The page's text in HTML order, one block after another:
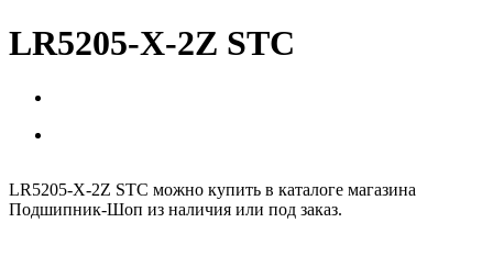
LR5205-X-2Z STC
LR5205-X-2Z STC можно купить в каталоге магазина
Подшипник-Шоп из наличия или под заказ.